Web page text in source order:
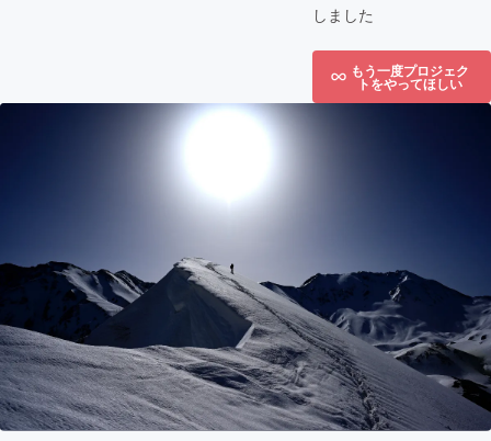
しました
もう一度プロジェク
トをやってほしい